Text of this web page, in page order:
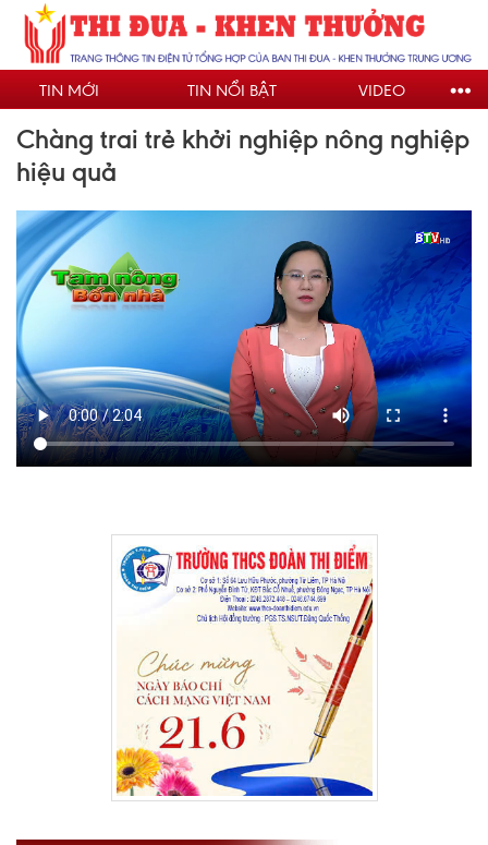
Nhảy
đến
nội
dungTIN MỚI TIN NỔI BẬT VIDEO
Chàng trai trẻ khởi nghiệp nông nghiệp
hiệu quả